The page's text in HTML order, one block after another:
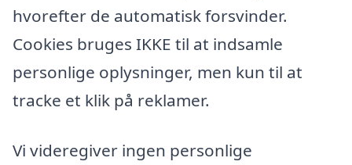
hvorefter de automatisk forsvinder.
Cookies bruges IKKE til at indsamle
personlige oplysninger, men kun til at
tracke et klik på reklamer.
Vi videregiver ingen personlige